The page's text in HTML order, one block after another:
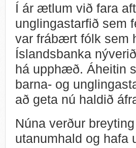
Í ár ætlum við fara
unglingastarfið sem
var frábært fólk sem
Íslandsbanka
há upphæð. Áheitin
barna- og
að geta nú haldið
Núna verður
utanumhald og